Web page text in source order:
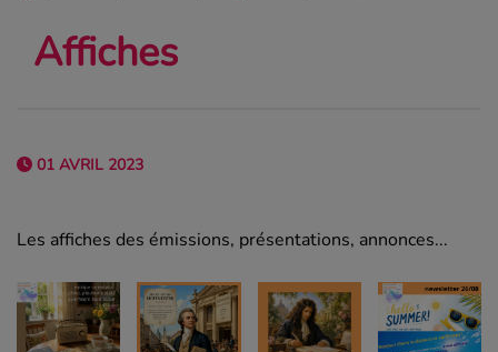
Affiches
01 AVRIL 2023
Les affiches des émissions, présentations, annonces...